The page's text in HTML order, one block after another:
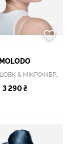
MOLODO
ТЮРБАН ШОВК & МІКРОФІБРА BLUESOFT
3 290 ₴